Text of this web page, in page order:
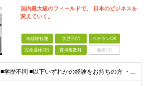
国内最大級のフィールドで、 日本のビジネスを
変えていく。
未経験歓迎 学歴不問 ベテランOK
完全週休2日 賞与複数月 面接1回
■学歴不問 ■以下いずれかの経験をお持ちの方 ・コンサルティングファームでの実務経験 ・SEとしての実務経験（要件定義などの上流工程を想定） ・事業会社でのプロジェクトの推進経験 └経営企画、事業企画